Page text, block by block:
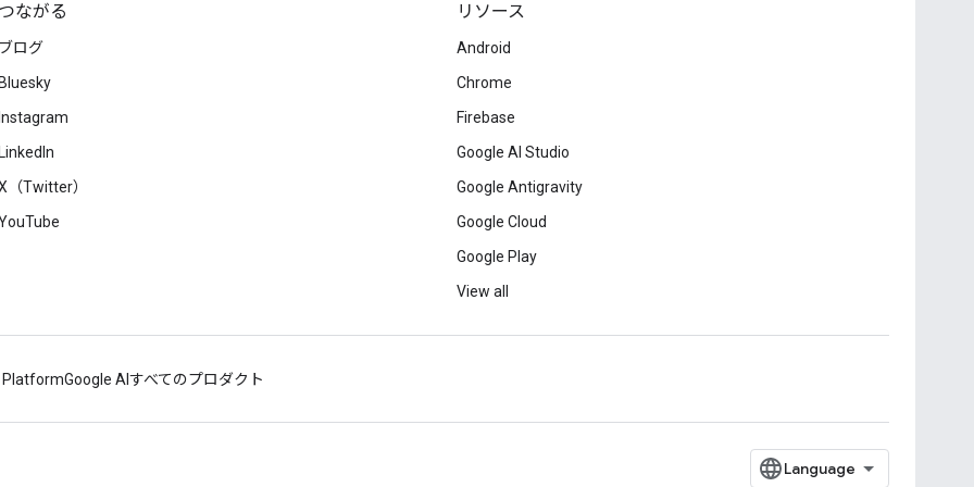
つながる
ブログ
Bluesky
Instagram
LinkedIn
（Twitter）
リソース
Android
Chrome
Firebase
Google AI Studio
Google Antigravity
Google Cloud
Google Play
View all
PlatformGoogle AI すべてのプロダクト